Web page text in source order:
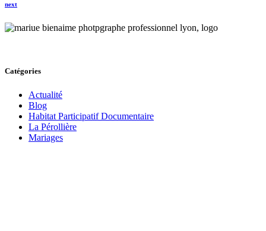
next
Catégories
Actualité
Blog
Habitat Participatif Documentaire
La Pérollière
Mariages